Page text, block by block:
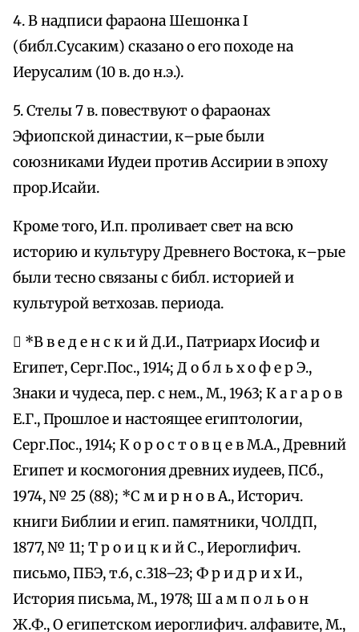
4. В надписи фараона Шешонка I
(библ.Сусаким) сказано о его походе на
Иерусалим (10 в. до н.э.).
5. Стелы 7 в. повествуют о фараонах
Эфиопской династии, к–рые были
союзниками Иудеи против Ассирии в эпоху
прор.Исайи.
Кроме того, И.п. проливает свет на всю
историю и культуру Древнего Востока, к–рые
были тесно связаны с библ. историей и
культурой ветхозав. периода.
 *В в е д е н с к и й Д.И., Патриарх Иосиф и
Египет, Серг.Пос., 1914; Д о б л ь х о ф е р Э.,
Знаки и чудеса, пер. с нем., М., 1963; К а г а р о в
Е.Г., Прошлое и настоящее египтологии,
Серг.Пос., 1914; К о р о с т о в ц е в М.А., Древний
Египет и космогония древних иудеев, ПСб.,
1974, № 25 (88); *С м и р н о в А., Историч.
книги Библии и егип. памятники, ЧОЛДП,
1877, № 11; Т р о и ц к и й С., Иероглифич.
письмо, ПБЭ, т.6, с.318–23; Ф р и д р и х И.,
История письма, М., 1978; Ш а м п о л ь о н
Ж.Ф., О египетском иероглифич. алфавите, М.,